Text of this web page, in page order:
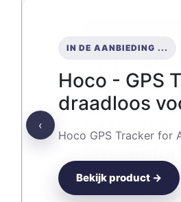
IN DE AANBIEDING ...
Hoco - GPS
draadloos
Hoco GPS Tracker for
Bekijk product →
‹